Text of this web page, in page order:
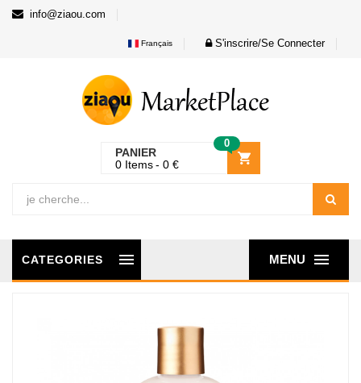
info@ziaou.com
Français S'inscrire/Se Connecter
PANIER
0
0 Items 0 €
MENU
CATEGORIES